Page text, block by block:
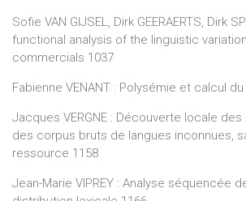
Sofie VAN GIJSEL, Dirk GEERAERTS, Dirk
functional analysis of the linguistic
commercials 1037
Fabienne VENANT : Polysémie et calcul
Jacques VERGNE : Découverte locale
des corpus bruts de langues inconnues,
ressource 1158
Jean-Marie VIPREY : Analyse séquencée